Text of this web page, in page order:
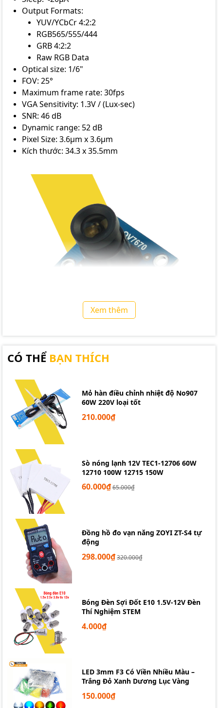
Output Formats:
YUV/YCbCr 4:2:2
RGB565/555/444
GRB 4:2:2
Raw RGB Data
Optical size: 1/6"
FOV: 25°
Maximum frame rate: 30fps
VGA Sensitivity: 1.3V / (Lux-sec)
SNR: 46 dB
Dynamic range: 52 dB
Pixel Size: 3.6μm x 3.6μm
Kích thước: 34.3 x 35.5mm
Mạch Camera OV7670 Module
CÁC BẠN CẦN XIN HÃY LIÊN THỆ THEO CÁC THÔNG
TIN SAU.
LINH KIỆN ĐIỆN TỬ TPHCM
Địa Chỉ: Số 40/12 Lữ Gia - Phường 15 - Quận 11 - HCM
Điện Thoại: 0963631012 - 0898404333
Website: https://caka.vn/
Xem thêm
CÓ THỂ BẠN THÍCH
Mỏ hàn điều chỉnh nhiệt độ No907
60W 220V loại tốt
210.000₫
Sò nóng lạnh 12V TEC1-12706 60W
12710 100W 12715 150W
60.000₫65.000₫
Đồng hồ đo vạn năng ZOYI ZT-S4 tự
động
298.000₫320.000₫
Bóng Đèn Sợi Đốt E10 1.5V-12V Đèn
Thí Nghiệm STEM
4.000₫
LED 3mm F3 Có Viền Nhiều Màu –
Trắng Đỏ Xanh Dương Lục Vàng
150.000₫